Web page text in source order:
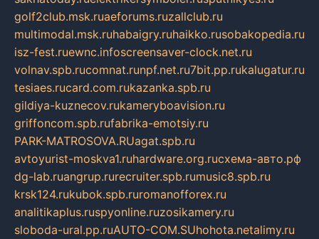
golf2club.msk.ruaeforums.ruzallclub.ru
multimodal.msk.ruhabaigry.ruhaikko.rusobakopedia.ru
isz-fest.ruewnc.infoscreensaver-clock.net.ru
volnav.spb.rucomnat.runpf.net.ru7bit.pp.rukalugatur.ru
tesiaes.rucard.com.rukazanka.spb.ru
gildiya-kuznecov.rukameryboavision.ru
griffoncom.spb.rufabrika-emotsiy.ru
PARK-MATROSOVA.RUagat.spb.ru
avtoyurist-moskva1.ruhardware.org.ruсхема-авто.рф
dg-lab.ruangrup.rurecruiter.spb.rumusic8.spb.ru
krsk124.rukubok.spb.ruromanofforex.ru
analitikaplus.ruspyonline.ruzosikamery.ru
sloboda-ural.pp.ruAUTO-COM.SUhohota.netalimy.ru